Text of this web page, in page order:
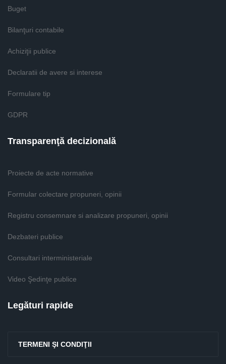
Buget
Bilanţuri contabile
Achiziţii publice
Declaratii de avere si interese
Formulare tip
GDPR
Transparenţă decizională
Proiecte de acte normative
Formular colectare propuneri, opinii
Registru consemnare si analizare propuneri, opinii
Dezbateri publice
Consultari interministeriale
Video Şedinţe publice
Legături rapide
TERMENI ŞI CONDIŢII